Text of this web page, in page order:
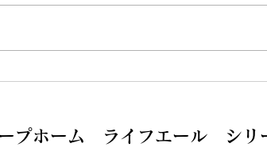
気宝塚に変わりまし
新た
ープホーム ライフエール シリ